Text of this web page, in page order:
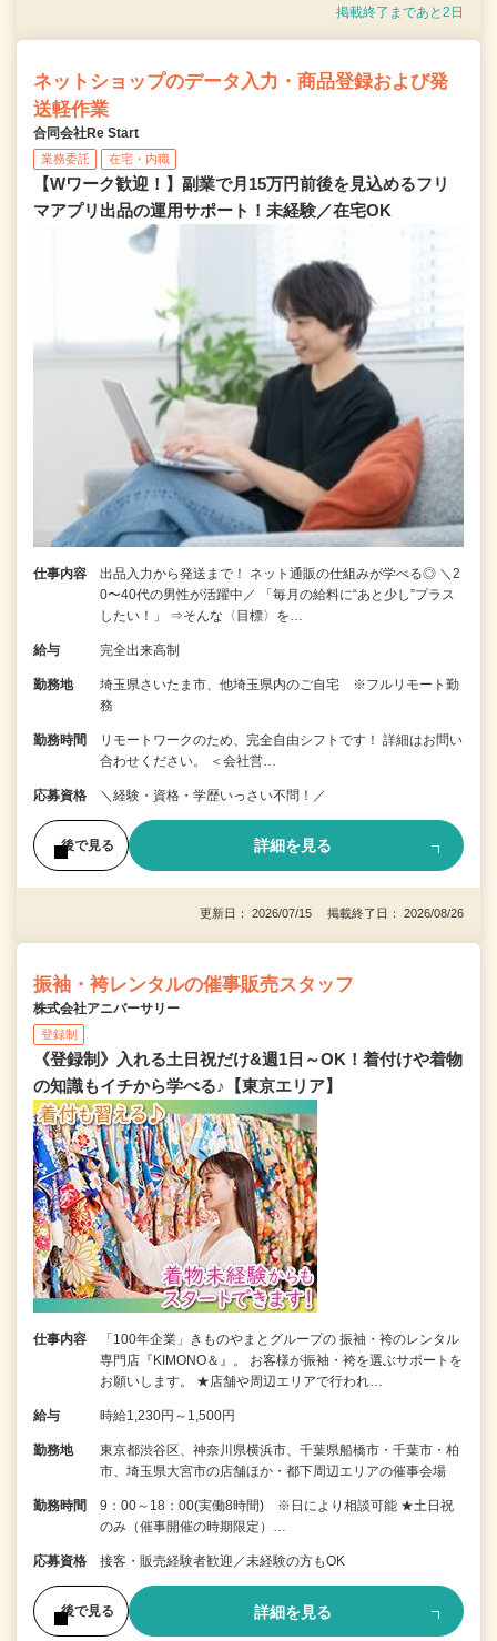
掲載終了まであと2日
ネットショップのデータ入力・商品登録および発
送軽作業
合同会社Re Start
業務委託 在宅・内職
【Wワーク歓迎！】副業で月15万円前後を見込めるフリ
マアプリ出品の運用サポート！未経験／在宅OK
仕事内容
出品入力から発送まで！ ネット通販の仕組みが学べる◎ ＼2
0〜40代の男性が活躍中／ 「毎月の給料に“あと少し”プラス
したい！」 ⇒そんな〈目標〉を…
給与 完全出来高制
勤務地
埼玉県さいたま市、他埼玉県内のご自宅 ※フルリモート勤
務
勤務時間
リモートワークのため、完全自由シフトです！ 詳細はお問い
合わせください。 ＜会社営…
応募資格 ＼経験・資格・学歴いっさい不問！／
後で見る 詳細を見る
更新日： 2026/07/15 掲載終了日： 2026/08/26
振袖・袴レンタルの催事販売スタッフ
株式会社アニバーサリー
登録制
《登録制》入れる土日祝だけ&週1日～OK！着付けや着物
の知識もイチから学べる♪【東京エリア】
仕事内容
「100年企業」きものやまとグループの 振袖・袴のレンタル
専門店『KIMONO＆』。 お客様が振袖・袴を選ぶサポートを
お願いします。 ★店舗や周辺エリアで行われ…
給与 時給1,230円～1,500円
勤務地
東京都渋谷区、神奈川県横浜市、千葉県船橋市・千葉市・柏
市、埼玉県大宮市の店舗ほか・都下周辺エリアの催事会場
勤務時間
9：00～18：00(実働8時間) ※日により相談可能 ★土日祝
のみ（催事開催の時期限定）…
応募資格 接客・販売経験者歓迎／未経験の方もOK
後で見る 詳細を見る